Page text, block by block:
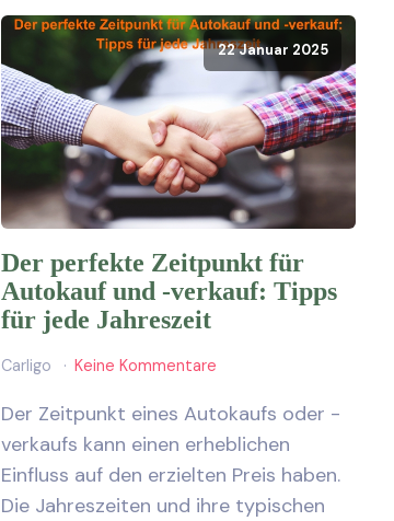
22 Januar 2025
Der perfekte Zeitpunkt für
Autokauf und -verkauf: Tipps
für jede Jahreszeit
Carligo Keine Kommentare
Der Zeitpunkt eines Autokaufs oder -
verkaufs kann einen erheblichen
Einfluss auf den erzielten Preis haben.
Die Jahreszeiten und ihre typischen